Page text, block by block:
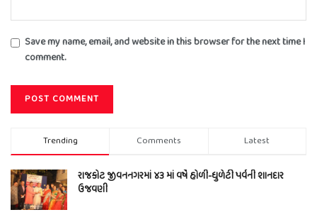
Save my name, email, and website in this browser for the next time I
comment.
Trending Comments Latest
રાજકોટ જીવનનગરમાં ૪૩ માં વર્ષે હોળી-ધુળેટી પર્વની શાનદાર
ઉજવણી